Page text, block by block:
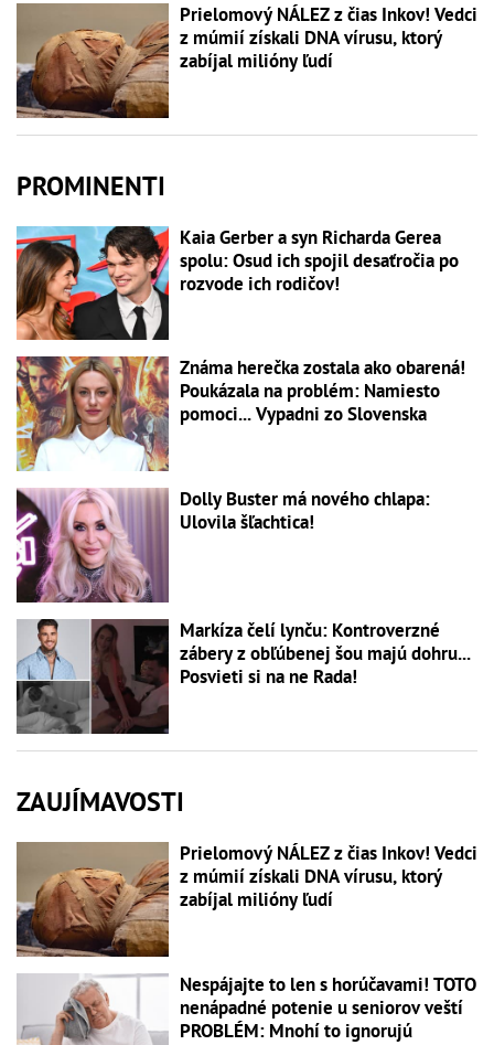
Prielomový NÁLEZ z čias Inkov! Vedci
z múmií získali DNA vírusu, ktorý
zabíjal milióny ľudí
PROMINENTI
Kaia Gerber a syn Richarda Gerea
spolu: Osud ich spojil desaťročia po
rozvode ich rodičov!
Známa herečka zostala ako obarená!
Poukázala na problém: Namiesto
pomoci... Vypadni zo Slovenska
Dolly Buster má nového chlapa:
Ulovila šľachtica!
Markíza čelí lynču: Kontroverzné
zábery z obľúbenej šou majú dohru...
Posvieti si na ne Rada!
ZAUJÍMAVOSTI
Prielomový NÁLEZ z čias Inkov! Vedci
z múmií získali DNA vírusu, ktorý
zabíjal milióny ľudí
Nespájajte to len s horúčavami! TOTO
nenápadné potenie u seniorov veští
PROBLÉM: Mnohí to ignorujú